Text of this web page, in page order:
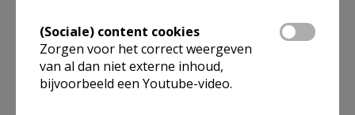
Organisatiestructuur
Niet gevonden wat je zocht? Hier vind je links naar de
(Sociale) content cookies
Zorgen voor het correct weergeven
van al dan niet externe inhoud,
bijvoorbeeld een Youtube-video.